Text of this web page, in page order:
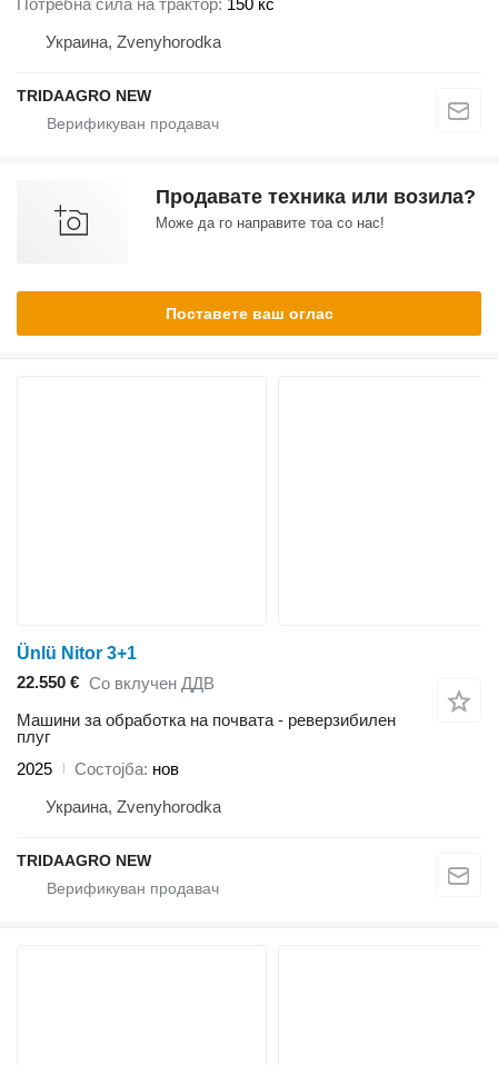
Украина, Zvenyhorodka
TRIDAAGRO NEW
Продавате техника или возила?
Може да го направите тоа со нас!
Поставете ваш оглас
Ünlü Nitor 3+1
22.550 € Со вклучен ДДВ
Машини за обработка на почвата - реверзибилен
плуг
2025
Состојба нов
Украина, Zvenyhorodka
TRIDAAGRO NEW